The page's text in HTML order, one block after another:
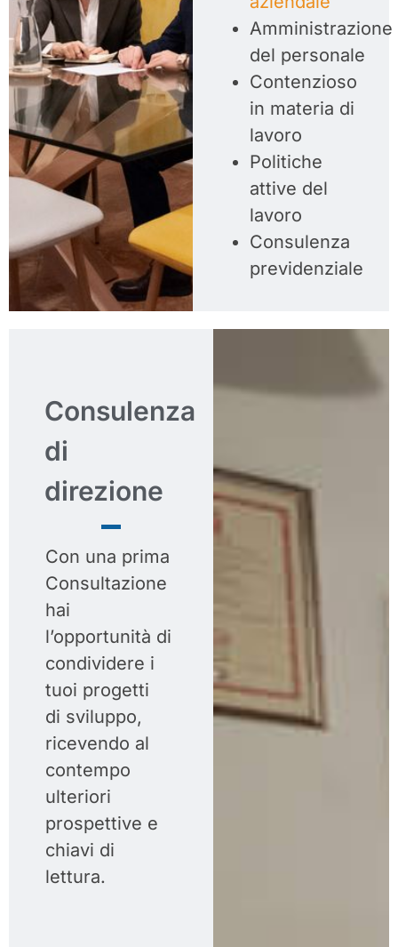
Amministrazione
del personale
Contenzioso
in materia di
lavoro
Politiche
attive del
lavoro
Consulenza
previdenziale
Consulenza
di
direzione
Con una prima
Consultazione
hai
l’opportunità di
condividere i
tuoi progetti
di sviluppo,
ricevendo al
contempo
ulteriori
prospettive e
chiavi di
lettura.